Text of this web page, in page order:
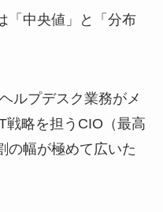
「中央値」と「分布
ルプデスク業務がメ
戦略を担うCIO（最高
の幅が極めて広いた